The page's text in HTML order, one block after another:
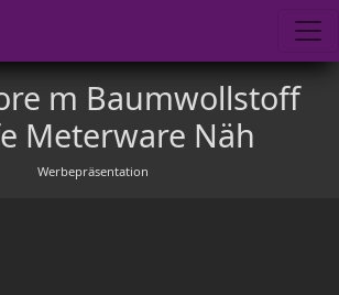
m Baumwollstoff
Meterware Näh
Werbepräsentation